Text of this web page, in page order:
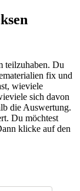
teilzuhaben. Du
fix und
wieviele
sich davon
die Auswertung.
Du möchtest
klicke auf den